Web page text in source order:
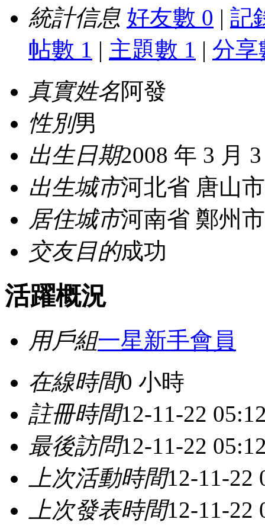
統計信息 好友數 0 | 記
帖數 1 | 主題數 1 | 分享
真實姓名阿發
性別男
出生日期2008 年 3 月
出生城市河北省 唐山市
居住城市河南省 鄭州市
交友目的成功
活躍概況
用戶組一星新手會員
在線時間0 小時
註冊時間12-11-22
最後訪問12-11-22
上次活動時間12-11-22
上次發表時間12-11-22